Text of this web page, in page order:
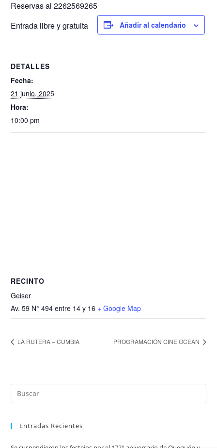
Reservas al 2262569265
Entrada libre y gratuita
Añadir al calendario
DETALLES
Fecha:
21 junio, 2025
Hora:
10:00 pm
RECINTO
Geiser
Av. 59 N° 494 entre 14 y 16 + Google Map
LA RUTERA – CUMBIA PROGRAMACIÓN CINE OCEAN
Entradas Recientes